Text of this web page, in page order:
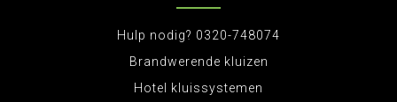
Hulp nodig? 0320-748074
Brandwerende kluizen
Hotel kluissystemen